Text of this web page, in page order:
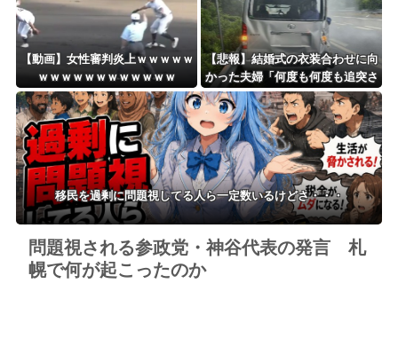
【動画】女性審判炎上ｗｗｗｗｗ
ｗｗｗｗｗｗｗｗｗｗｗｗ
【悲報】結婚式の衣装合わせに向
かった夫婦「何度も何度も追突さ
れ…何が目的か本当に理解できな
い」東名高速で続いた約1.7キロ
の追突
移民を過剰に問題視してる人ら一定数いるけどさ・・・
問題視される参政党・神谷代表の発言 札
幌で何が起こったのか